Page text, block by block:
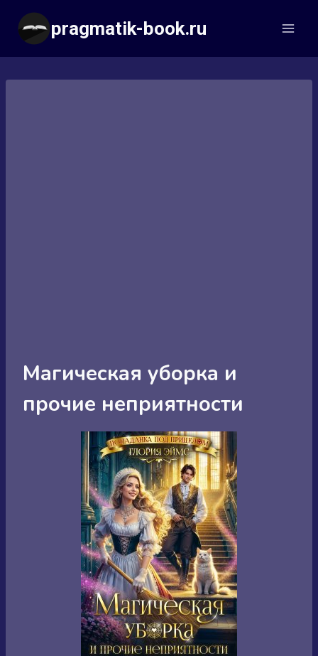
Перейти
содержимому
pragmatik-book.ru
Магическая уборка и
прочие неприятности